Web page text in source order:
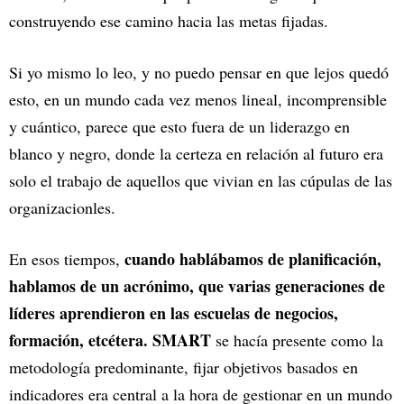
construyendo ese camino hacia las metas fijadas.
Si yo mismo lo leo, y no puedo pensar en que lejos quedó
esto, en un mundo cada vez menos lineal, incomprensible
y cuántico, parece que esto fuera de un liderazgo en
blanco y negro, donde la certeza en relación al futuro era
solo el trabajo de aquellos que vivian en las cúpulas de las
organizacionles.
En esos tiempos, cuando hablábamos de planificación,
hablamos de un acrónimo, que varias generaciones de
líderes aprendieron en las escuelas de negocios,
formación, etcétera. SMART se hacía presente como la
metodología predominante, fijar objetivos basados en
indicadores era central a la hora de gestionar en un mundo